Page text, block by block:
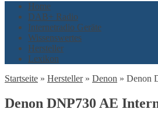
Home
DAB+ Radio
Internetradio Geräte
Wissenswertes
Hersteller
Lexikon
Startseite » Hersteller » Denon » Denon
Denon DNP730 AE